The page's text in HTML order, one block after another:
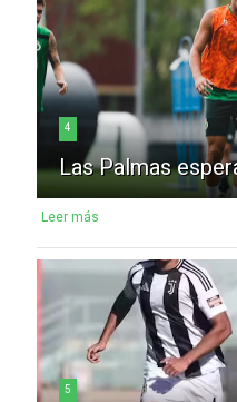
4
Las Palmas
Leer más
5